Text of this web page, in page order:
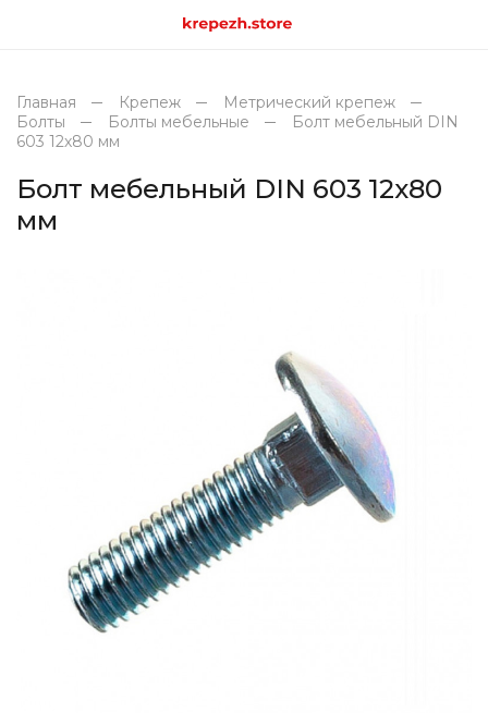
Главная Крепеж
Метрический крепеж
Болты
Болты мебельные
Болт мебельный DIN
603 12х80 мм
Болт мебельный DIN 603 12х80
мм